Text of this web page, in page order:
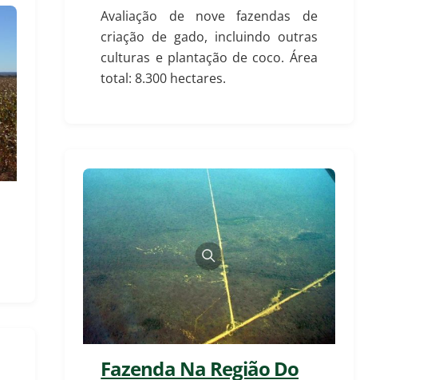
Avaliação de nove fazendas de
criação de gado, incluindo outras
culturas e plantação de coco. Área
total: 8.300 hectares.
Fazenda Na Região Do